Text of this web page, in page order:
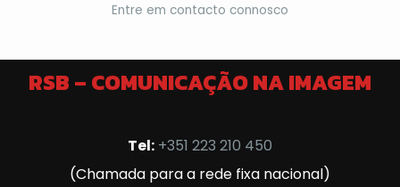
Entre em contacto connosco
RSB – COMUNICAÇÃO NA IMAGEM
Tel: +351 223 210 450
(Chamada para a rede fixa nacional)